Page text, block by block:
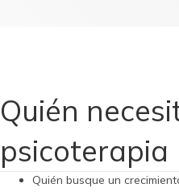
Quién
psicoterapia
Quién busque un